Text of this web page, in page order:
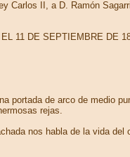
Carlos II, a D. Ramón
11 DE SEPTIEMBRE DE
portada de arco de medio
rejas.
nos habla de la vida